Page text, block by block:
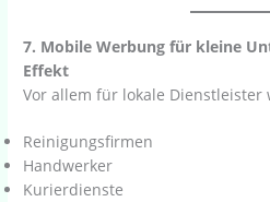
7. Mobile Werbung für kleine
Effekt
Vor allem für lokale Dienstleister
Reinigungsfirmen
Handwerker
Kurierdienste